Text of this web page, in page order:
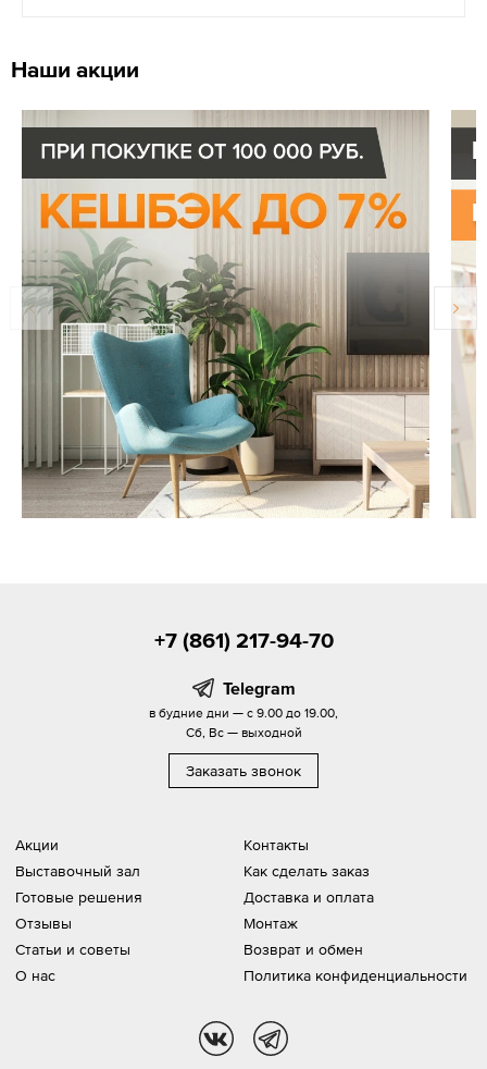
Наши акции
Акции
Выставочный зал
Готовые решения
Отзывы
Статьи и советы
О нас
Контакты
Как сделать заказ
Доставка и оплата
Монтаж
Возврат и обмен
Политика конфиденциальности
+7 (861) 217-94-70
Telegram
в будние дни — с 9.00 до 19.00,
Сб, Вс — выходной
Заказать звонок